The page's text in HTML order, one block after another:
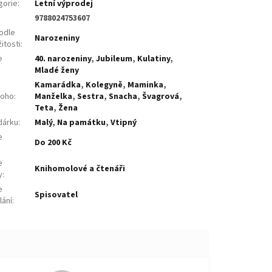
:
Letní výprodej
9788024753607
:
Narozeniny
40. narozeniny,Jubileum, Kulatiny,
Mladé ženy
:
Kamarádka, Kolegyně, Maminka,
Manželka,Sestra,Snacha,Švagrová,
Teta, Žena
: Malý, Na památku,Vtipný
Do 200 Kč
:
Knihomolové a čtenáři
: Spisovatel